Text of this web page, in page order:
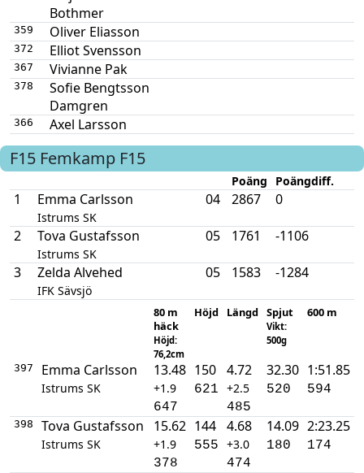
Bothmer
359 Oliver Eliasson
372 Elliot Svensson
367 Vivianne Pak
378
Sofie Bengtsson
Damgren
366 Axel Larsson
F15 Femkamp F15
Poäng Poängdiff.
1 Emma Carlsson
Istrums SK
04 2867 0
2 Tova Gustafsson
Istrums SK
05 1761 -1106
3 Zelda Alvehed
IFK Sävsjö
05 1583 -1284
80 m
häck
Höjd:
76,2cm
Höjd Längd Spjut
Vikt:
500g
600 m
397 Emma Carlsson
Istrums SK
13.48
+1.9
647
150
621
4.72
+2.5
485
32.30
520
1:51.85
594
398 Tova Gustafsson
Istrums SK
15.62
+1.9
378
144
555
4.68
+3.0
474
14.09
180
2:23.25
174